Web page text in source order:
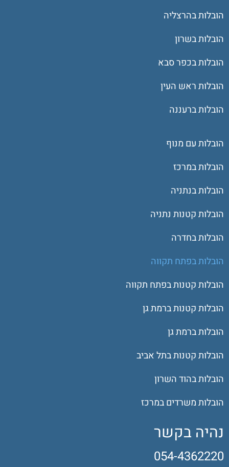
הובלות בהרצליה
הובלות בשרון
הובלות בכפר סבא
הובלות ראש העין
הובלות ברעננה
הובלות עם מנוף
הובלות במרכז
הובלות בנתניה
הובלות קטנות נתניה
הובלות בחדרה
הובלות בפתח תקווה
הובלות קטנות בפתח תקווה
הובלות קטנות ברמת גן
הובלות ברמת גן
הובלות קטנות בתל אביב
הובלות בהוד השרון
הובלות משרדים במרכז
נהיה בקשר
054-4362220